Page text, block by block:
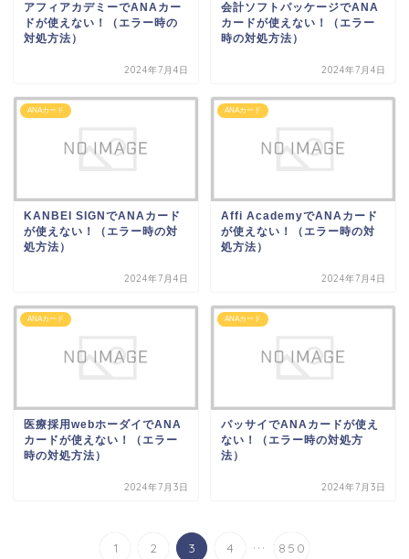
アフィアカデミーでANAカー
ドが使えない！（エラー時の
対処方法）
2024年7月4日
会計ソフトパッケージでANA
カードが使えない！（エラー
時の対処方法）
2024年7月4日
ANAカード
KANBEI SIGNでANAカード
が使えない！（エラー時の対
処方法）
2024年7月4日
ANAカード
Affi AcademyでANAカード
が使えない！（エラー時の対
処方法）
2024年7月4日
ANAカード
医療採用webホーダイでANA
カードが使えない！（エラー
時の対処方法）
2024年7月3日
ANAカード
パッサイでANAカードが使え
ない！（エラー時の対処方
法）
2024年7月3日
1 2 3 4 ... 850